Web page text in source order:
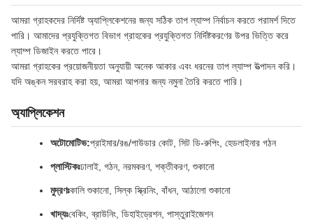
আমরা গ্রাহকদের নির্দিষ্ট অ্যাপ্লিকেশনের জন্য সঠিক তাপ ল্যাম্প নির্বাচন করতে পরামর্শ দিতে
পারি। আমাদের প্রযুক্তিগত বিভাগ গ্রাহকের প্রযুক্তিগত নির্দিষ্টকরণের উপর ভিত্তি করে
ল্যাম্প ডিজাইন করতে পারে।
আমরা গ্রাহকের প্রয়োজনীয়তা অনুযায়ী অনেক আকার এবং ধরনের তাপ ল্যাম্প উত্পাদন করি।
যদি অঙ্কন সরবরাহ করা হয়, আমরা আপনার জন্য নমুনা তৈরি করতে পারি।
অ্যাপ্লিকেশন
অটোমোটিভ:প্রাইমার/রঙ/পাউডার কোট, সিট ডি-রুপিং, হেডলাইনার গঠন
প্লাস্টিকঃঢালাই, গঠন, নরমকরণ, শক্তীকরণ, শুকানো
মুদ্রণঃকালি শুকানো, সিল্ক স্ক্রিনিং, বাঁধন, আঠালো শুকানো
খাদ্যঃবেকিং, ব্রাউনিং, ডিহাইড্রেশন, পাস্তুরাইজেশন